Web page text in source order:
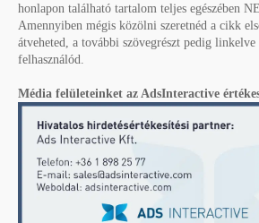
honlapon található tartalom teljes egészében
Amennyiben mégis közölni szeretnéd a cikk
átveheted, a további szövegrészt pedig
felhasználód.
Média felületeinket az AdsInteractive